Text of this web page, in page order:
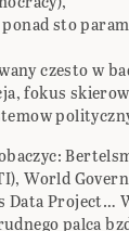
sto
czesto w
fokus
World
Data Project…
palca